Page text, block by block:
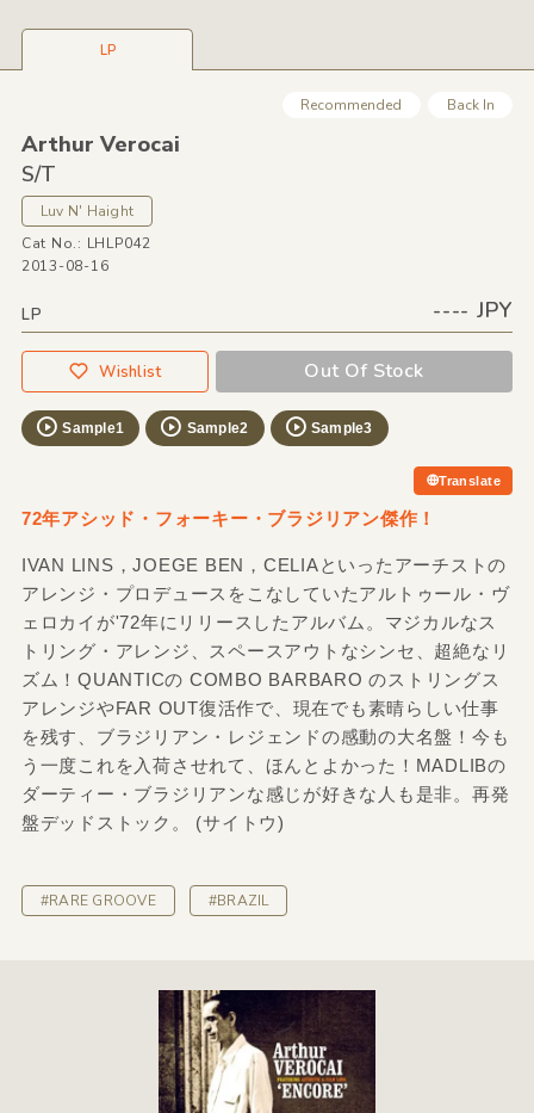
LP
Recommended Back In
Arthur Verocai
S/T
Luv N' Haight
Cat No.: LHLP042
2013-08-16
LP ---- JPY
Wishlist Out Of Stock
Sample1 Sample2 Sample3
Translate
72年アシッド・フォーキー・ブラジリアン傑作！
IVAN LINS，JOEGE BEN，CELIAといったアーチストの
アレンジ・プロデュースをこなしていたアルトゥール・ヴ
ェロカイが'72年にリリースしたアルバム。マジカルなス
トリング・アレンジ、スペースアウトなシンセ、超絶なリ
ズム！QUANTICの COMBO BARBARO のストリングス
アレンジやFAR OUT復活作で、現在でも素晴らしい仕事
を残す、ブラジリアン・レジェンドの感動の大名盤！今も
う一度これを入荷させれて、ほんとよかった！MADLIBの
ダーティー・ブラジリアンな感じが好きな人も是非。再発
盤デッドストック。 (サイトウ)
#RARE GROOVE #BRAZIL